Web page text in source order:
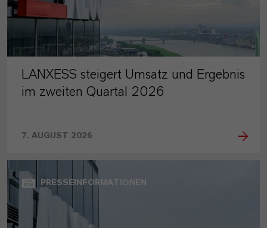
LANXESS steigert Umsatz und Ergebnis
im zweiten Quartal 2026
7. AUGUST 2026
PRESSEINFORMATIONEN